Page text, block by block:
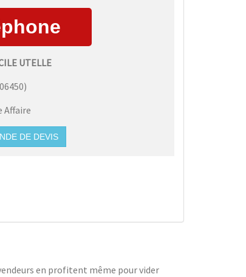
UTELLE
06450)
Affaire
DE DEVIS
en profitent même pour vider